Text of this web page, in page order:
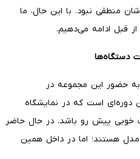
منطقی نبود. با این حال، ما
قبل ادامه می‌دهیم.
دستگاه‌ها
به حضور این مجموعه در
دوره‌ای است که در نمایشگاه
خوبی پیش رو باشد. در حال حاضر
هستند؛ اما در داخل همین